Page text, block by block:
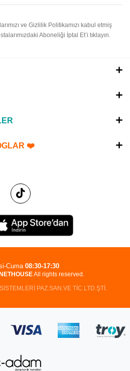
ve Gizlilik Politikamızı kabul etmiş
Aboneliği İptal Et’i tıklayın.
❤️
NETHOUSEAll rights reserved.
PAZ.SAN.VE TİC.LTD.ŞTİ.
Cuma 08:30-17:30